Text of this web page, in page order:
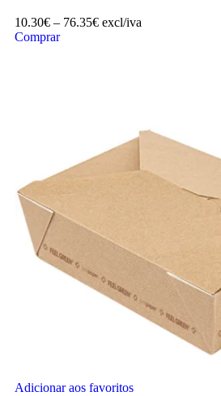
10.30€ – 76.35€ excl/iva
Comprar
Adicionar aos favoritos